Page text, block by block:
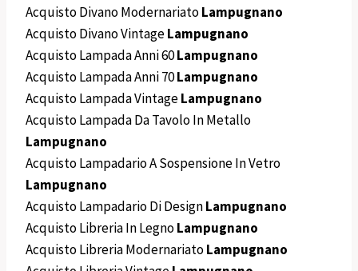
Acquisto Divano ModernariatoLampugnano
Acquisto Divano VintageLampugnano
Acquisto Lampada Anni 60Lampugnano
Acquisto Lampada Anni 70Lampugnano
Acquisto Lampada VintageLampugnano
Acquisto Lampada Da Tavolo In Metallo
Lampugnano
Acquisto Lampadario A Sospensione In Vetro
Lampugnano
Acquisto Lampadario Di DesignLampugnano
Acquisto Libreria In LegnoLampugnano
Acquisto Libreria ModernariatoLampugnano